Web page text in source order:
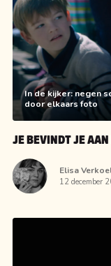
In de kijker: negen
door elkaars foto
JE BEVINDT JE
Elisa
12 december